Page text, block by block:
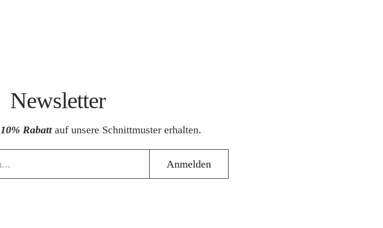
Newsletter
10% Rabattauf unsere Schnittmuster erhalten.